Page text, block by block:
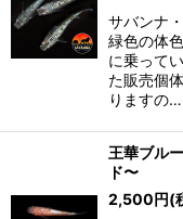
サバンナ
緑色の体
に乗って
た販売個
りますの…
王華ブル
ド〜
2,500円(